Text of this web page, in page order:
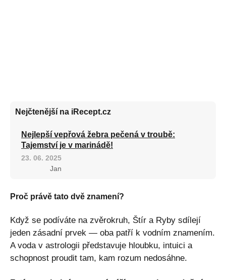
Nejčtenější na iRecept.cz
Nejlepší vepřová žebra pečená v troubě:
Tajemství je v marinádě!
23. 06. 2025
Jan
Proč právě tato dvě znamení?
Když se podíváte na zvěrokruh, Štír a Ryby sdílejí
jeden zásadní prvek — oba patří k vodním znamením.
A voda v astrologii představuje hloubku, intuici a
schopnost proudit tam, kam rozum nedosáhne.